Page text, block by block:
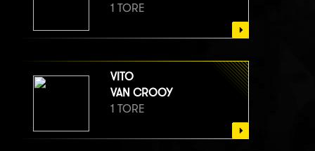
1 TORE
VITO
VAN CROOY
1 TORE